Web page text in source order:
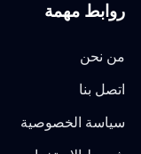
روابط مهمة
من نحن
اتصل بنا
سياسة الخصوصية